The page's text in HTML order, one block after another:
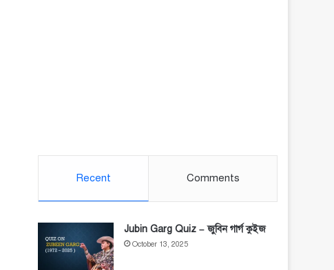
Recent Comments
Jubin Garg Quiz – জুবিন গার্গ কুইজ
October 13, 2025